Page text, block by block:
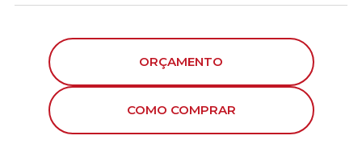
ORÇAMENTO
COMO COMPRAR